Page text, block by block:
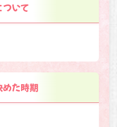
いて
めた時期